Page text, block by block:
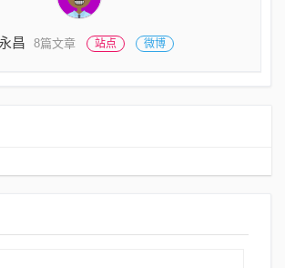
昌 8篇文章 站点 微博